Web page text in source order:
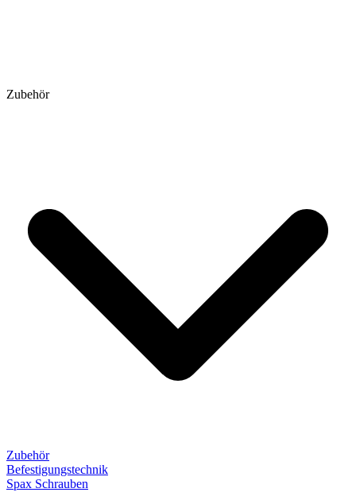
Zubehör
Zubehör
Befestigungstechnik
Spax Schrauben